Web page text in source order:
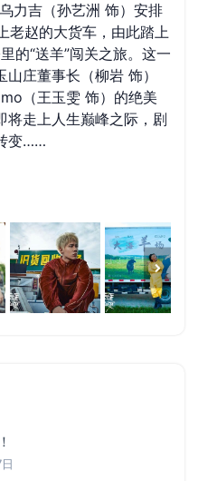
力吉（孙艺洲 饰）安排
老赵的大货车，由此踏上
的“送羊”闯关之旅。这一
庄董事长（柳岩 饰）
（王玉雯 饰）的绝美
将走上人生巅峰之际，剧
变……